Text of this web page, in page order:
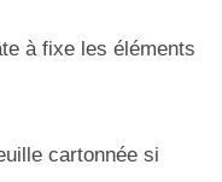
à fixe les éléments
cartonnée si